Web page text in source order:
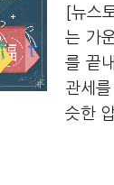
[뉴스
는 가
를 끝
관세
슷한